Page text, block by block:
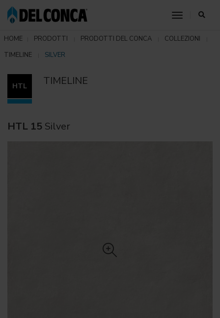
toggle
HOME PRODOTTI PRODOTTI DEL CONCA
COLLEZIONI
TIMELINE
SILVER
HTL TIMELINE
HTL 15 Silver